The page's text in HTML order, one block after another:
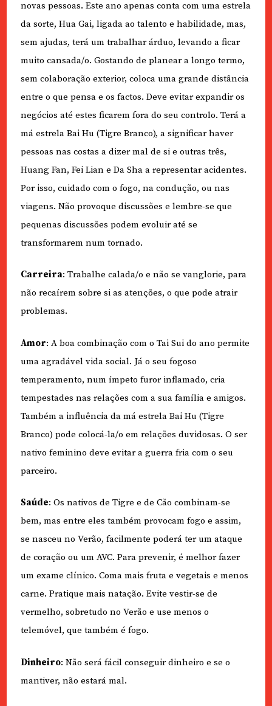
novas pessoas. Este ano apenas conta com uma estrela
da sorte, Hua Gai, ligada ao talento e habilidade, mas,
sem ajudas, terá um trabalhar árduo, levando a ficar
muito cansada/o. Gostando de planear a longo termo,
sem colaboração exterior, coloca uma grande distância
entre o que pensa e os factos. Deve evitar expandir os
negócios até estes ficarem fora do seu controlo. Terá a
má estrela Bai Hu (Tigre Branco), a significar haver
pessoas nas costas a dizer mal de si e outras três,
Huang Fan, Fei Lian e Da Sha a representar acidentes.
Por isso, cuidado com o fogo, na condução, ou nas
viagens. Não provoque discussões e lembre-se que
pequenas discussões podem evoluir até se
transformarem num tornado.
Carreira: Trabalhe calada/o e não se vanglorie, para
não recaírem sobre si as atenções, o que pode atrair
problemas.
Amor: A boa combinação com o Tai Sui do ano permite
uma agradável vida social. Já o seu fogoso
temperamento, num ímpeto furor inflamado, cria
tempestades nas relações com a sua família e amigos.
Também a influência da má estrela Bai Hu (Tigre
Branco) pode colocá-la/o em relações duvidosas. O ser
nativo feminino deve evitar a guerra fria com o seu
parceiro.
Saúde: Os nativos de Tigre e de Cão combinam-se
bem, mas entre eles também provocam fogo e assim,
se nasceu no Verão, facilmente poderá ter um ataque
de coração ou um AVC. Para prevenir, é melhor fazer
um exame clínico. Coma mais fruta e vegetais e menos
carne. Pratique mais natação. Evite vestir-se de
vermelho, sobretudo no Verão e use menos o
telemóvel, que também é fogo.
Dinheiro: Não será fácil conseguir dinheiro e se o
mantiver, não estará mal.